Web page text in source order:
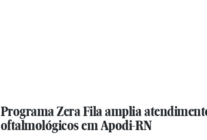
Programa Zera Fila amplia
oftalmológicos em Apodi-RN